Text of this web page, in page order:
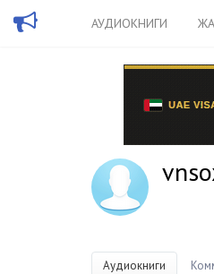
АУДИОКНИГИ
Аудиокниги